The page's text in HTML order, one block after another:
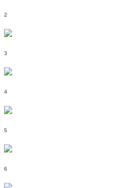
2
3
4
5
6